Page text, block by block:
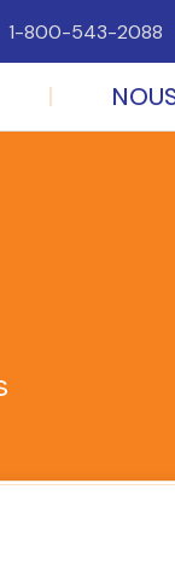
1-800-543-2088